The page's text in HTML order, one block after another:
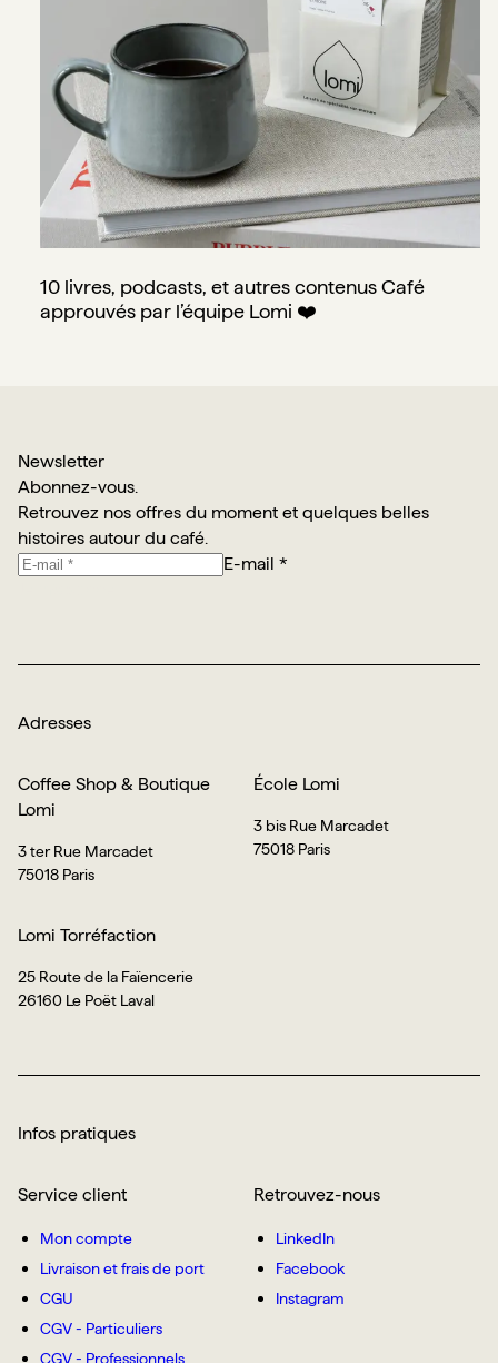
10 livres, podcasts, et autres contenus Café
approuvés par l’équipe Lomi ❤️
Newsletter
Abonnez-vous.
Retrouvez nos offres du moment et quelques belles
histoires autour du café.
E-mail *
Adresses
Coffee Shop & Boutique
Lomi
3 ter Rue Marcadet
75018 Paris
École Lomi
3 bis Rue Marcadet
75018 Paris
Lomi Torréfaction
25 Route de la Faïencerie
26160 Le Poët Laval
Infos pratiques
Service client
Mon compte
Livraison et frais de port
CGU
CGV - Particuliers
CGV - Professionnels
Retrouvez-nous
LinkedIn
Facebook
Instagram